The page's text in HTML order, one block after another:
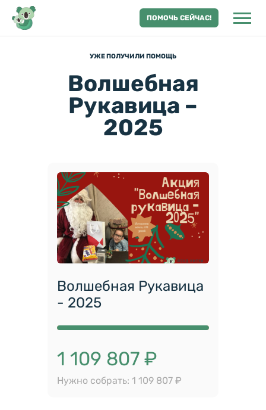
ПОМОЧЬ СЕЙЧАС!
УЖЕ ПОЛУЧИЛИ ПОМОЩЬ
Волшебная
Рукавица –
2025
Волшебная Рукавица
- 2025
1 109 807 ₽
Нужно собрать: 1 109 807 ₽